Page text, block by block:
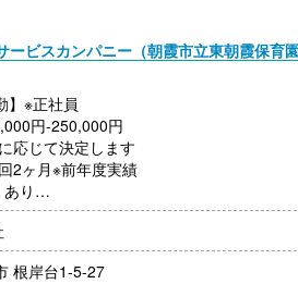
ービスカンパニー（朝霞市立東朝霞保育
】※正社員
円-250,000円
応じて決定します
2ヶ月※前年度実績
あり
:上限30,000円/月
年1回）
（会社規定による）
根岸台1-5-27